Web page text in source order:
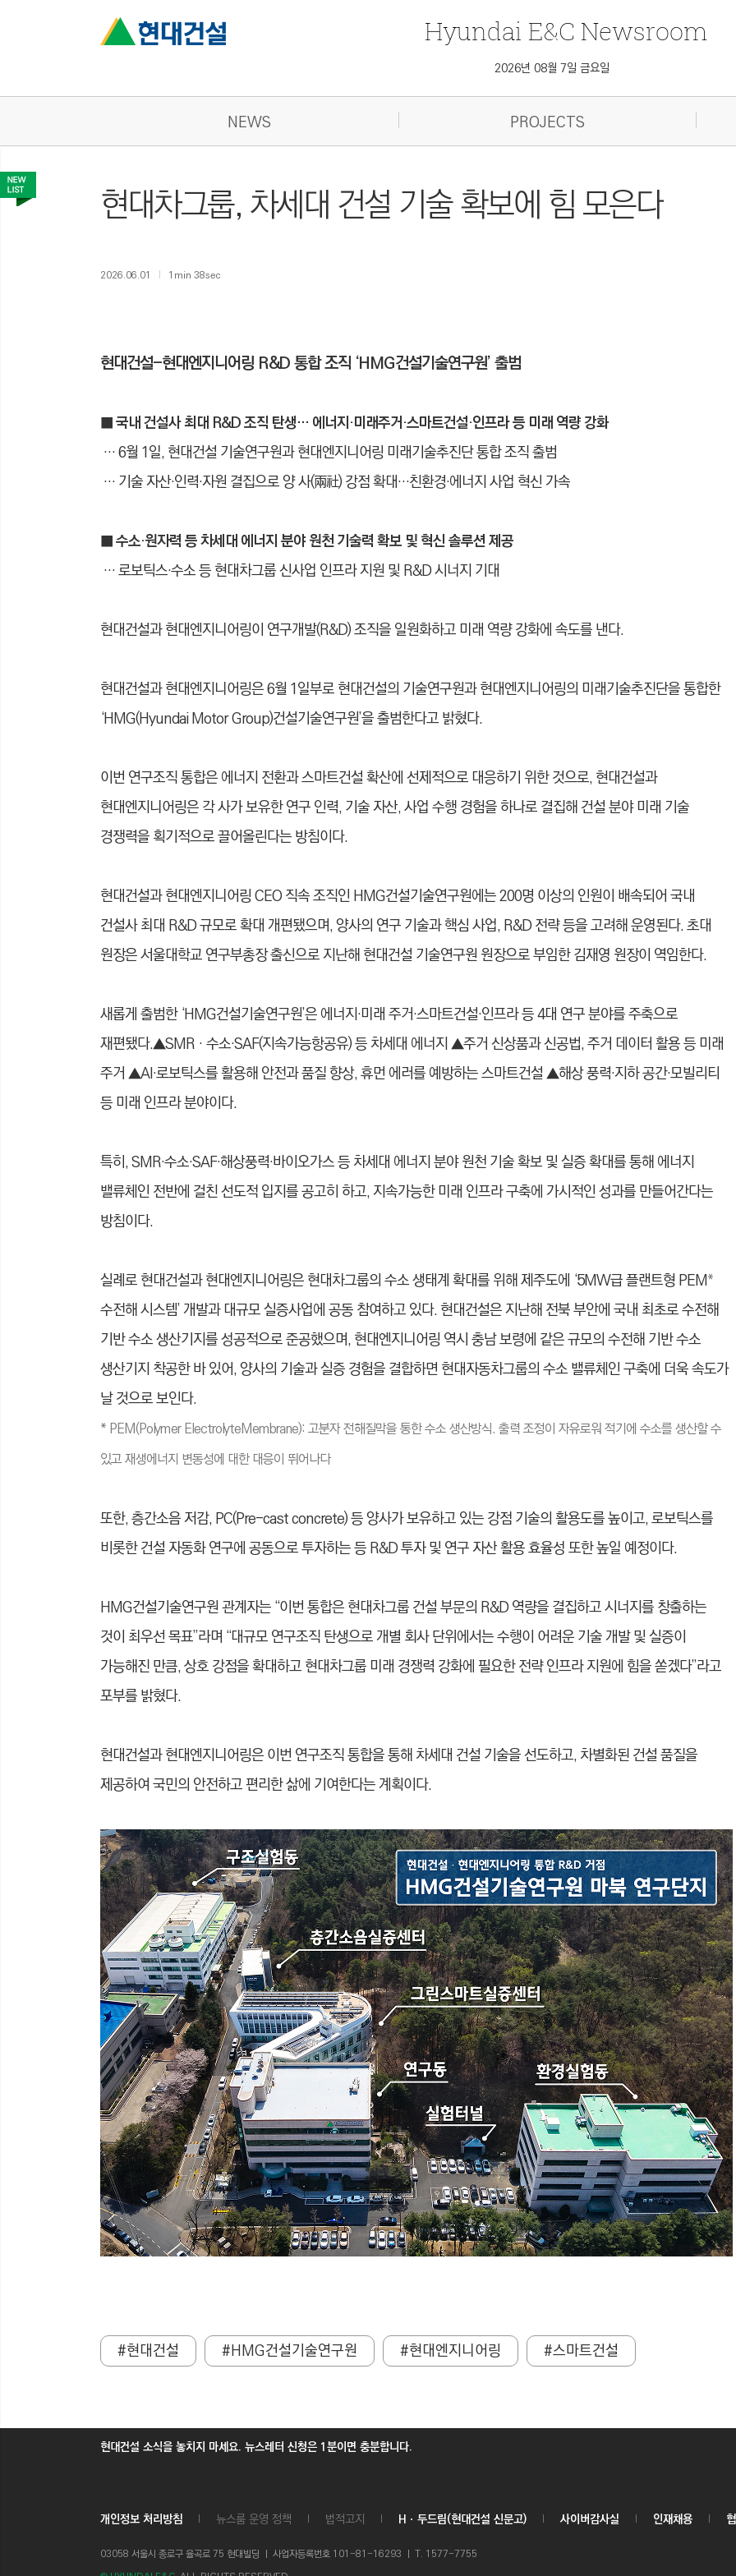
Hyundai E&C Newsroom
2026년 08월 7일 금요일
NEWS PROJECTS
현대차그룹, 차세대 건설 기술 확보에 힘 모은다
2026.06.01 1min 38sec
현대건설-현대엔지니어링 R&D 통합 조직 ‘HMG건설기술연구원’ 출범
■ 국내 건설사 최대 R&D 조직 탄생… 에너지·미래주거·스마트건설·인프라 등 미래 역량 강화
… 6월 1일, 현대건설 기술연구원과 현대엔지니어링 미래기술추진단 통합 조직 출범
… 기술 자산·인력·자원 결집으로 양 사(兩社) 강점 확대…친환경·에너지 사업 혁신 가속
■ 수소·원자력 등 차세대 에너지 분야 원천 기술력 확보 및 혁신 솔루션 제공
… 로보틱스·수소 등 현대차그룹 신사업 인프라 지원 및 R&D 시너지 기대
현대건설과 현대엔지니어링이 연구개발(R&D) 조직을 일원화하고 미래 역량 강화에 속도를 낸다.
현대건설과 현대엔지니어링은 6월 1일부로 현대건설의 기술연구원과 현대엔지니어링의 미래기술추진단을 통합한
‘HMG(Hyundai Motor Group)건설기술연구원’을 출범한다고 밝혔다.
이번 연구조직 통합은 에너지 전환과 스마트건설 확산에 선제적으로 대응하기 위한 것으로, 현대건설과
현대엔지니어링은 각 사가 보유한 연구 인력, 기술 자산, 사업 수행 경험을 하나로 결집해 건설 분야 미래 기술
경쟁력을 획기적으로 끌어올린다는 방침이다.
현대건설과 현대엔지니어링 CEO 직속 조직인 HMG건설기술연구원에는 200명 이상의 인원이 배속되어 국내
건설사 최대 R&D 규모로 확대 개편됐으며, 양사의 연구 기술과 핵심 사업, R&D 전략 등을 고려해 운영된다. 초대
원장은 서울대학교 연구부총장 출신으로 지난해 현대건설 기술연구원 원장으로 부임한 김재영 원장이 역임한다.
새롭게 출범한 ‘HMG건설기술연구원’은 에너지·미래 주거·스마트건설·인프라 등 4대 연구 분야를 주축으로
재편됐다.▲SMR‧수소·SAF(지속가능항공유) 등 차세대 에너지 ▲주거 신상품과 신공법, 주거 데이터 활용 등 미래
주거 ▲AI·로보틱스를 활용해 안전과 품질 향상, 휴먼 에러를 예방하는 스마트건설 ▲해상 풍력·지하 공간·모빌리티
등 미래 인프라 분야이다.
특히, SMR·수소·SAF·해상풍력·바이오가스 등 차세대 에너지 분야 원천 기술 확보 및 실증 확대를 통해 에너지
밸류체인 전반에 걸친 선도적 입지를 공고히 하고, 지속가능한 미래 인프라 구축에 가시적인 성과를 만들어간다는
방침이다.
실례로 현대건설과 현대엔지니어링은 현대차그룹의 수소 생태계 확대를 위해 제주도에 ‘5MW급 플랜트형 PEM*
수전해 시스템’ 개발과 대규모 실증사업에 공동 참여하고 있다. 현대건설은 지난해 전북 부안에 국내 최초로 수전해
기반 수소 생산기지를 성공적으로 준공했으며, 현대엔지니어링 역시 충남 보령에 같은 규모의 수전해 기반 수소
생산기지 착공한 바 있어, 양사의 기술과 실증 경험을 결합하면 현대자동차그룹의 수소 밸류체인 구축에 더욱 속도가
날 것으로 보인다.
* PEM(Polymer ElectrolyteMembrane): 고분자 전해질막을 통한 수소 생산방식. 출력 조정이 자유로워 적기에 수소를 생산할 수
있고 재생에너지 변동성에 대한 대응이 뛰어나다
또한, 층간소음 저감, PC(Pre-cast concrete) 등 양사가 보유하고 있는 강점 기술의 활용도를 높이고, 로보틱스를
비롯한 건설 자동화 연구에 공동으로 투자하는 등 R&D 투자 및 연구 자산 활용 효율성 또한 높일 예정이다.
HMG건설기술연구원 관계자는 “이번 통합은 현대차그룹 건설 부문의 R&D 역량을 결집하고 시너지를 창출하는
것이 최우선 목표”라며 “대규모 연구조직 탄생으로 개별 회사 단위에서는 수행이 어려운 기술 개발 및 실증이
가능해진 만큼, 상호 강점을 확대하고 현대차그룹 미래 경쟁력 강화에 필요한 전략 인프라 지원에 힘을 쏟겠다”라고
포부를 밝혔다.
현대건설과 현대엔지니어링은 이번 연구조직 통합을 통해 차세대 건설 기술을 선도하고, 차별화된 건설 품질을
제공하여 국민의 안전하고 편리한 삶에 기여한다는 계획이다.
#현대건설 #HMG건설기술연구원 #현대엔지니어링 #스마트건설
현대건설 소식을 놓치지 마세요. 뉴스레터 신청은 1분이면 충분합니다.
개인정보 처리방침 뉴스룸 운영 정책 법적고지 Hㆍ두드림(현대건설 신문고) 사이버감사실 인재채용
03058 서울시 종로구 율곡로 75 현대빌딩 ㅣ 사업자등록번호 101-81-16293 ㅣ T. 1577-7755